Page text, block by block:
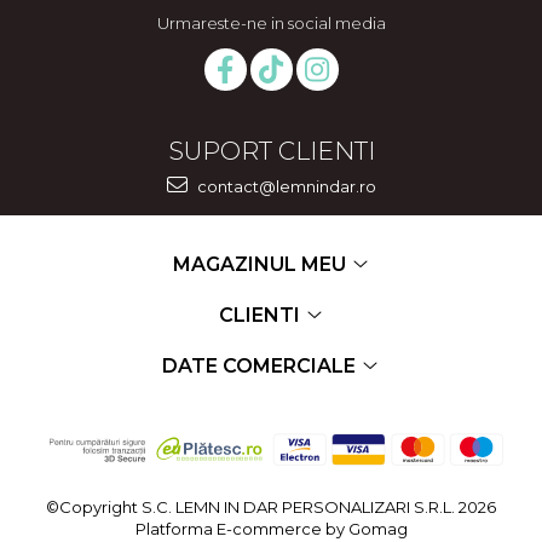
Urmareste-ne in social media
SUPORT CLIENTI
contact@lemnindar.ro
MAGAZINUL MEU
CLIENTI
DATE COMERCIALE
©Copyright S.C. LEMN IN DAR PERSONALIZARI S.R.L. 2026
Platforma E-commerce by Gomag